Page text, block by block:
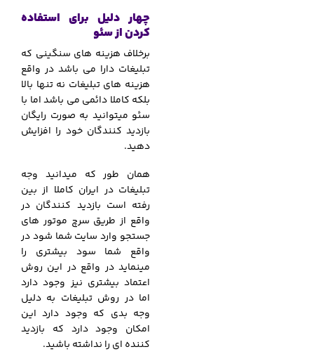
چهار دلیل برای استفاده
کردن از سئو
برخلاف هزینه های سنگینی که
تبلیغات دارا می باشد در واقع
هزینه های تبلیغات نه تنها بالا
بلکه کاملا دائمی می باشد اما با
سئو میتوانید به صورت رایگان
بازدید کنندگان خود را افزایش
دهید.
همان طور که میدانید وجه
تبلیغات در ایران کاملا از بین
رفته است بازدید کنندگان در
واقع از طریق سرچ موتور های
جستجو وارد سایت شما شود در
واقع شما سود بیشتری را
مینماید در واقع در این روش
اعتماد بیشتری نیز وجود دارد
اما در روش تبلیغات به دلیل
وجه بدی که وجود دارد این
امکان وجود دارد که بازدید
کننده ای را نداشته باشید.